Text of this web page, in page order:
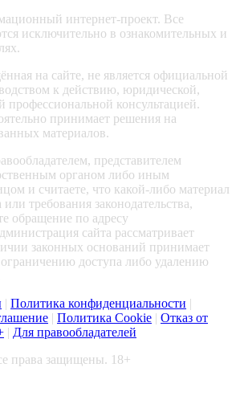
интернет-проект. Все
исключительно в ознакомительных и
на сайте, не является официальной
к действию, юридической,
консультацией.
принимает решения на
материалов.
представителем
органом либо иным
и считаете, что какой-либо материал
требования законодательства,
обращение по адресу
сайта рассматривает
законных оснований принимает
доступа либо удалению
Политика конфиденциальности
Политика Cookie
Отказ от
Для правообладателей
права защищены. 18+